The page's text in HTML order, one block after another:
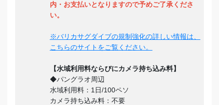
内・お支払いとなりますので予めご了承くださ
い。
※バリカサグダイブの規制強化の詳しい情報は、
こちらのサイトをご覧ください。
【水域利用料ならびにカメラ持ち込み料】
◆パングラオ周辺
水域利用料：1日/100ペソ
カメラ持ち込み料：不要